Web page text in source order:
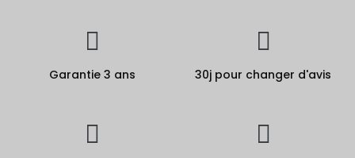
Garantie 3 ans 30j pour changer d'avis